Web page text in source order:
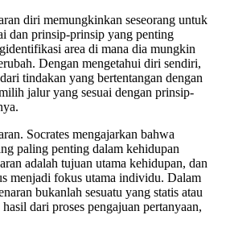
diri memungkinkan seseorang untuk
dan prinsip-prinsip yang penting
area di mana dia mungkin
Dengan mengetahui diri sendiri,
tindakan yang bertentangan dengan
jalur yang sesuai dengan prinsip-
Socrates mengajarkan bahwa
paling penting dalam kehidupan
adalah tujuan utama kehidupan, dan
menjadi fokus utama individu. Dalam
bukanlah sesuatu yang statis atau
dari proses pengajuan pertanyaan,